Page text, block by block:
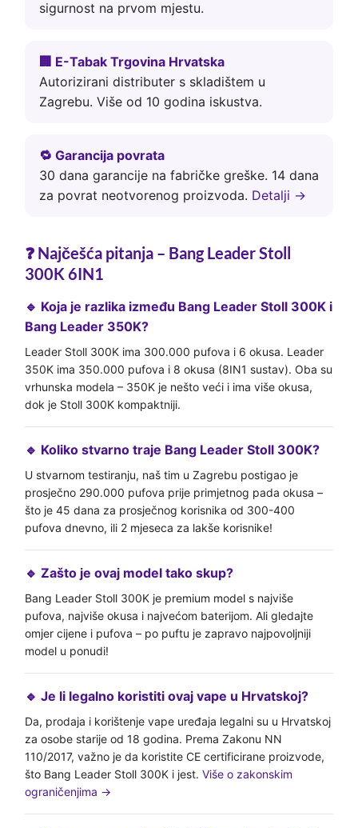
sigurnost na prvom mjestu.
🏢 E-Tabak Trgovina Hrvatska
Autorizirani distributer s skladištem u
Zagrebu. Više od 10 godina iskustva.
🔁 Garancija povrata
30 dana garancije na fabričke greške. 14 dana
za povrat neotvorenog proizvoda. Detalji →
❓ Najčešća pitanja – Bang Leader Stoll
300K 6IN1
🔹 Koja je razlika između Bang Leader Stoll 300K i
Bang Leader 350K?
Leader Stoll 300K ima 300.000 pufova i 6 okusa. Leader
350K ima 350.000 pufova i 8 okusa (8IN1 sustav). Oba su
vrhunska modela – 350K je nešto veći i ima više okusa,
dok je Stoll 300K kompaktniji.
🔹 Koliko stvarno traje Bang Leader Stoll 300K?
U stvarnom testiranju, naš tim u Zagrebu postigao je
prosječno 290.000 pufova prije primjetnog pada okusa –
što je 45 dana za prosječnog korisnika od 300-400
pufova dnevno, ili 2 mjeseca za lakše korisnike!
🔹 Zašto je ovaj model tako skup?
Bang Leader Stoll 300K je premium model s najviše
pufova, najviše okusa i najvećom baterijom. Ali gledajte
omjer cijene i pufova – po puftu je zapravo najpovoljniji
model u ponudi!
🔹 Je li legalno koristiti ovaj vape u Hrvatskoj?
Da, prodaja i korištenje vape uređaja legalni su u Hrvatskoj
za osobe starije od 18 godina. Prema Zakonu NN
110/2017, važno je da koristite CE certificirane proizvode,
što Bang Leader Stoll 300K i jest. Više o zakonskim
ograničenjima →